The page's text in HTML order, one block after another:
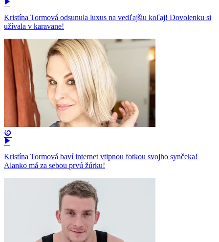
Kristína Tormová odsunula luxus na vedľajšiu koľaj! Dovolenku si
užívala v karavane!
Kristína Tormová baví internet vtipnou fotkou svojho synčeka!
Alanko má za sebou prvú žúrku!